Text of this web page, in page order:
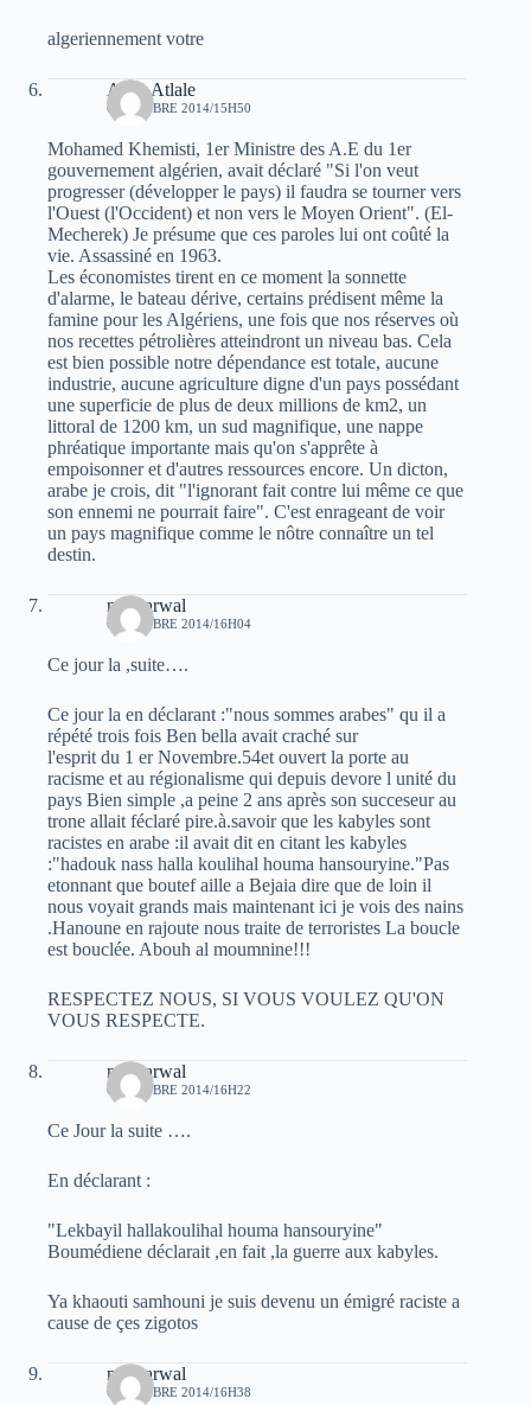
algeriennement votre
Atala Atlale
6 OCTOBRE 2014/15H50
Mohamed Khemisti, 1er Ministre des A.E du 1er
gouvernement algérien, avait déclaré "Si l'on veut
progresser (développer le pays) il faudra se tourner vers
l'Ouest (l'Occident) et non vers le Moyen Orient". (El-
Mecherek) Je présume que ces paroles lui ont coûté la
vie. Assassiné en 1963.
Les économistes tirent en ce moment la sonnette
d'alarme, le bateau dérive, certains prédisent même la
famine pour les Algériens, une fois que nos réserves où
nos recettes pétrolières atteindront un niveau bas. Cela
est bien possible notre dépendance est totale, aucune
industrie, aucune agriculture digne d'un pays possédant
une superficie de plus de deux millions de km2, un
littoral de 1200 km, un sud magnifique, une nappe
phréatique importante mais qu'on s'apprête à
empoisonner et d'autres ressources encore. Un dicton,
arabe je crois, dit "l'ignorant fait contre lui même ce que
son ennemi ne pourrait faire". C'est enrageant de voir
un pays magnifique comme le nôtre connaître un tel
destin.
moh arwal
6 OCTOBRE 2014/16H04
Ce jour la ,suite….
Ce jour la en déclarant :"nous sommes arabes" qu il a
répété trois fois Ben bella avait craché sur
l'esprit du 1 er Novembre.54et ouvert la porte au
racisme et au régionalisme qui depuis devore l unité du
pays Bien simple ,a peine 2 ans après son succeseur au
trone allait féclaré pire.à.savoir que les kabyles sont
racistes en arabe :il avait dit en citant les kabyles
:"hadouk nass halla koulihal houma hansouryine."Pas
etonnant que boutef aille a Bejaia dire que de loin il
nous voyait grands mais maintenant ici je vois des nains
.Hanoune en rajoute nous traite de terroristes La boucle
est bouclée. Abouh al moumnine!!!
RESPECTEZ NOUS, SI VOUS VOULEZ QU'ON
VOUS RESPECTE.
moh arwal
6 OCTOBRE 2014/16H22
Ce Jour la suite ….
En déclarant :
"Lekbayil hallakoulihal houma hansouryine"
Boumédiene déclarait ,en fait ,la guerre aux kabyles.
Ya khaouti samhouni je suis devenu un émigré raciste a
cause de çes zigotos
moh arwal
6 OCTOBRE 2014/16H38